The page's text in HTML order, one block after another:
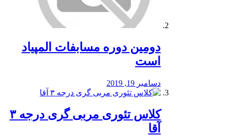
دومین دوره مسابفات المپیاد
است
دسامبر 19, 2019
کلاس تئوری مربی گری درجه ۳
آقا